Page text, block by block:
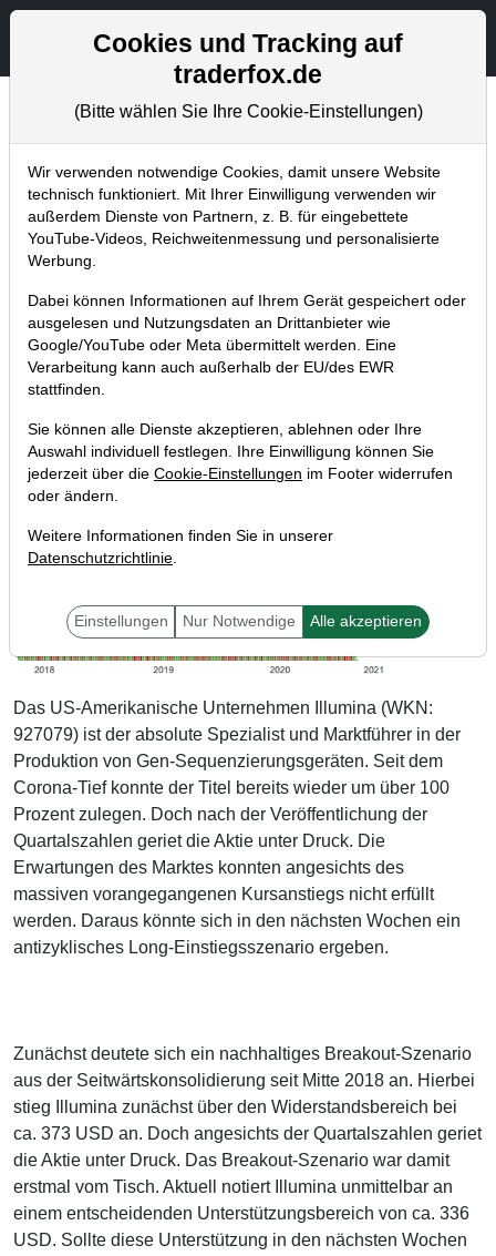
Aktien- und Artikelsuche
Chartanalysen
Home Blog Chartanalysen
Chartanalyse Illumina: bietet sich
hier ein antizyklischer Long-
Einstieg an?
06.09.2020 um 11:30 Uhr | P. Uhlschmied
Das US-Amerikanische Unternehmen Illumina (WKN:
927079) ist der absolute Spezialist und Marktführer in der
Produktion von Gen-Sequenzierungsgeräten. Seit dem
Corona-Tief konnte der Titel bereits wieder um über 100
Prozent zulegen. Doch nach der Veröffentlichung der
Quartalszahlen geriet die Aktie unter Druck. Die
Erwartungen des Marktes konnten angesichts des
massiven vorangegangenen Kursanstiegs nicht erfüllt
werden. Daraus könnte sich in den nächsten Wochen ein
antizyklisches Long-Einstiegsszenario ergeben.
Zunächst deutete sich ein nachhaltiges Breakout-Szenario
aus der Seitwärtskonsolidierung seit Mitte 2018 an. Hierbei
stieg Illumina zunächst über den Widerstandsbereich bei
ca. 373 USD an. Doch angesichts der Quartalszahlen geriet
die Aktie unter Druck. Das Breakout-Szenario war damit
erstmal vom Tisch. Aktuell notiert Illumina unmittelbar an
einem entscheidenden Unterstützungsbereich von ca. 336
USD. Sollte diese Unterstützung in den nächsten Wochen
Cookies und Tracking auf
traderfox.de
(Bitte wählen Sie Ihre Cookie-Einstellungen)
Wir verwenden notwendige Cookies, damit unsere Website
technisch funktioniert. Mit Ihrer Einwilligung verwenden wir
außerdem Dienste von Partnern, z. B. für eingebettete
YouTube-Videos, Reichweitenmessung und personalisierte
Werbung.
Dabei können Informationen auf Ihrem Gerät gespeichert oder
ausgelesen und Nutzungsdaten an Drittanbieter wie
Google/YouTube oder Meta übermittelt werden. Eine
Verarbeitung kann auch außerhalb der EU/des EWR
stattfinden.
Sie können alle Dienste akzeptieren, ablehnen oder Ihre
Auswahl individuell festlegen. Ihre Einwilligung können Sie
jederzeit über die Cookie-Einstellungen im Footer widerrufen
oder ändern.
Weitere Informationen finden Sie in unserer
Datenschutzrichtlinie.
Einstellungen Nur Notwendige Alle akzeptieren